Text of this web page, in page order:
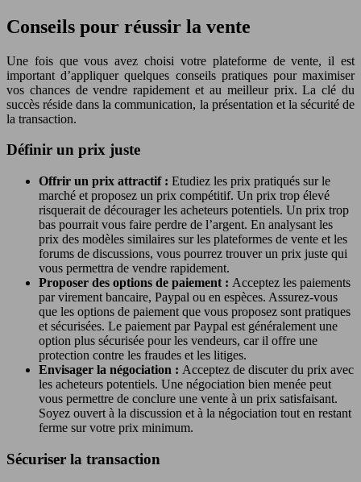
Conseils pour réussir la vente
Une fois que vous avez choisi votre plateforme de vente, il est
important d’appliquer quelques conseils pratiques pour maximiser
vos chances de vendre rapidement et au meilleur prix. La clé du
succès réside dans la communication, la présentation et la sécurité de
la transaction.
Définir un prix juste
Offrir un prix attractif : Etudiez les prix pratiqués sur le
marché et proposez un prix compétitif. Un prix trop élevé
risquerait de décourager les acheteurs potentiels. Un prix trop
bas pourrait vous faire perdre de l’argent. En analysant les
prix des modèles similaires sur les plateformes de vente et les
forums de discussions, vous pourrez trouver un prix juste qui
vous permettra de vendre rapidement.
Proposer des options de paiement : Acceptez les paiements
par virement bancaire, Paypal ou en espèces. Assurez-vous
que les options de paiement que vous proposez sont pratiques
et sécurisées. Le paiement par Paypal est généralement une
option plus sécurisée pour les vendeurs, car il offre une
protection contre les fraudes et les litiges.
Envisager la négociation : Acceptez de discuter du prix avec
les acheteurs potentiels. Une négociation bien menée peut
vous permettre de conclure une vente à un prix satisfaisant.
Soyez ouvert à la discussion et à la négociation tout en restant
ferme sur votre prix minimum.
Sécuriser la transaction